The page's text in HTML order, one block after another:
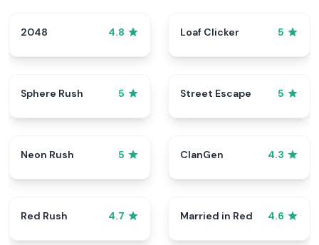
2048 4.8 Loaf Clicker 5
Sphere Rush 5 Street Escape 5
Neon Rush 5 ClanGen 4.3
Red Rush 4.7 Married in Red 4.6